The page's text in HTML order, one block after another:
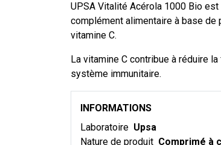
UPSA Vitalité Acérola 1000 Bio
complément alimentaire à base de
vitamine C.
La vitamine C contribue à réduire
système immunitaire.
INFORMATIONS
Laboratoire Upsa
Nature de produit Comprimé à